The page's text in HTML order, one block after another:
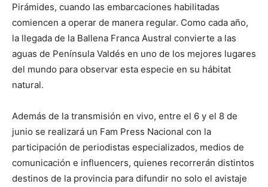
Pirámides, cuando las embarcaciones habilitadas
comiencen a operar de manera regular. Como cada año,
la llegada de la Ballena Franca Austral convierte a las
aguas de Península Valdés en uno de los mejores lugares
del mundo para observar esta especie en su hábitat
natural.
Además de la transmisión en vivo, entre el 6 y el 8 de
junio se realizará un Fam Press Nacional con la
participación de periodistas especializados, medios de
comunicación e influencers, quienes recorrerán distintos
destinos de la provincia para difundir no solo el avistaje